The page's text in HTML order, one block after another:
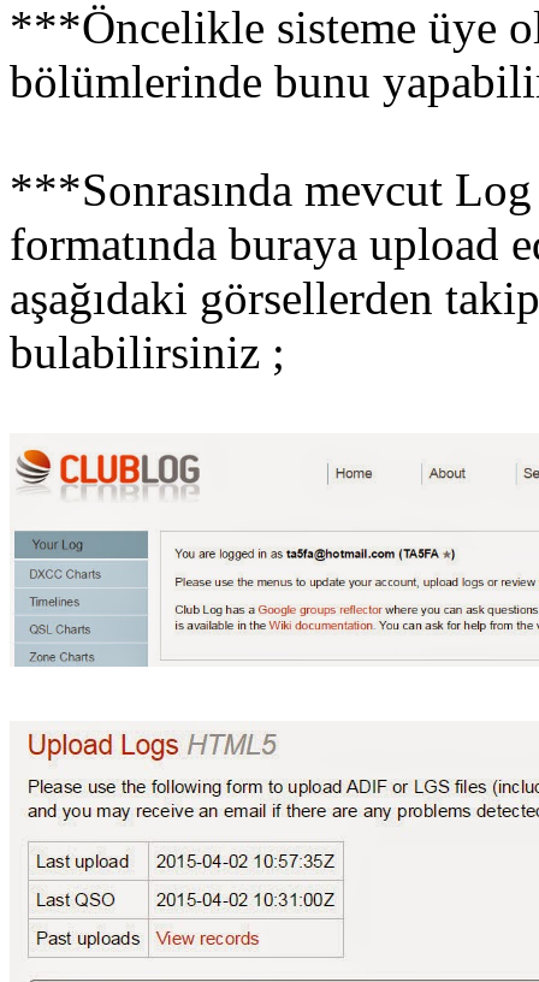
***Öncelikle sisteme üye
bölümlerinde bunu
***Sonrasında mevcut
formatında buraya upload
aşağıdaki görsellerden
bulabilirsiniz ;